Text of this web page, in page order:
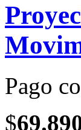
Pago
$